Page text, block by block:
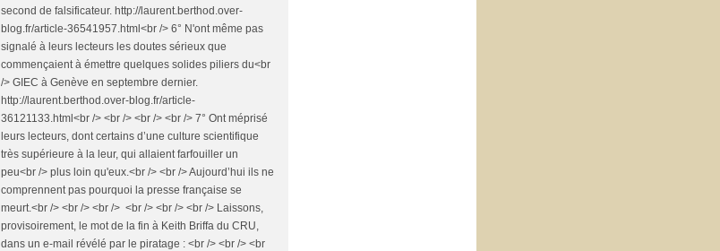
second de falsificateur. http://laurent.berthod.over-
blog.fr/article-36541957.html<br /> 6° N'ont même pas
signalé à leurs lecteurs les doutes sérieux que
commençaient à émettre quelques solides piliers du<br
/> GIEC à Genève en septembre dernier.
http://laurent.berthod.over-blog.fr/article-
36121133.html<br /> <br /> <br /> <br /> 7° Ont méprisé
leurs lecteurs, dont certains d’une culture scientifique
très supérieure à la leur, qui allaient farfouiller un
peu<br /> plus loin qu'eux.<br /> <br /> Aujourd’hui ils ne
comprennent pas pourquoi la presse française se
meurt.<br /> <br /> <br /> <br /> <br /> <br /> Laissons,
provisoirement, le mot de la fin à Keith Briffa du CRU,
dans un e-mail révélé par le piratage : <br /> <br /> <br